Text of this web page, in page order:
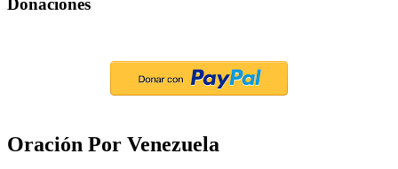
Donaciones
Oración Por Venezuela